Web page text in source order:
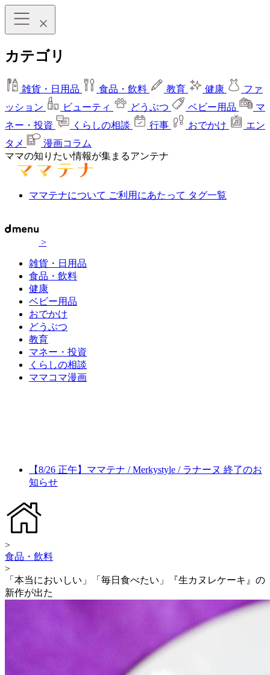
カテゴリ
雑貨・日用品 食品・飲料 教育 健康
ファ
ッション
ビューティ どうぶつ ベビー用品
マ
ネー・投資
くらしの相談 行事 おでかけ
エン
タメ
漫画コラム
ママの知りたい情報が集まるアンテナ
ママテナについて ご利用にあたって タグ一覧
>
雑貨・日用品
食品・飲料
健康
ベビー用品
おでかけ
どうぶつ
教育
マネー・投資
くらしの相談
ママコマ漫画
【8/26 正午】ママテナ / Merkystyle / ラナーヌ 終了のお
知らせ
>
食品・飲料
>
「本当においしい」「毎日食べたい」『生カヌレケーキ』の
新作が出た